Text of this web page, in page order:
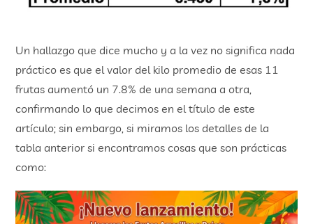
Un hallazgo que dice mucho y a la vez no significa nada
práctico es que el valor del kilo promedio de esas 11
frutas aumentó un 7.8% de una semana a otra,
confirmando lo que decimos en el título de este
artículo; sin embargo, si miramos los detalles de la
tabla anterior si encontramos cosas que son prácticas
como: